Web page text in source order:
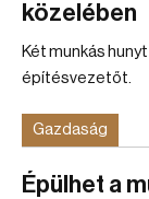
közelében
Két munkás
építésvezetőt.
Gazdaság
Épülhet a